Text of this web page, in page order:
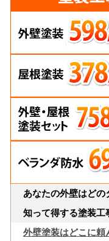
あなたの外壁はどの
知って得する塗装工
外壁塗装はどこに頼